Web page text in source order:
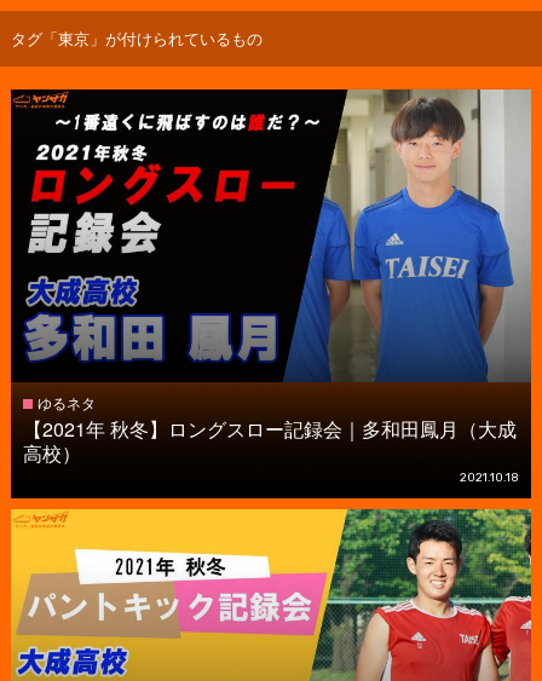
タグ「東京」が付けられているもの
ゆるネタ
【2021年 秋冬】ロングスロー記録会｜多和田鳳月（大成
高校）
2021.10.18